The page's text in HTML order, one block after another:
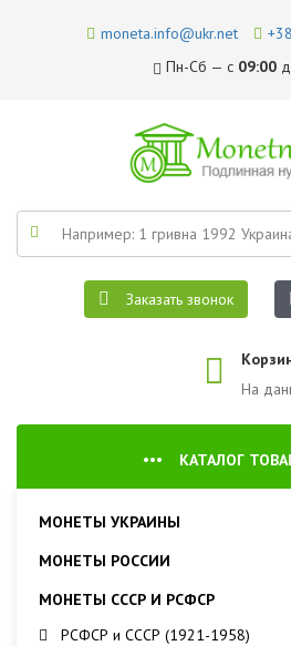
moneta.info@ukr.net
Пн-Сб — с 09:00
Заказать звонок
На
КАТАЛОГ
МОНЕТЫ УКРАИНЫ
МОНЕТЫ РОССИИ
МОНЕТЫ СССР И РСФСР
РСФСР и СССР (1921-1958)